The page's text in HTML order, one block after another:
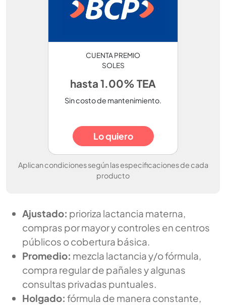
CUENTA PREMIO
SOLES
hasta 1.00% TEA
Sin costo de mantenimiento.
Lo quiero
Aplican condiciones según las especificaciones de cada
producto
Ajustado: prioriza lactancia materna,
compras por mayor y controles en centros
públicos o cobertura básica.
Promedio: mezcla lactancia y/o fórmula,
compra regular de pañales y algunas
consultas privadas puntuales.
Holgado: fórmula de manera constante,